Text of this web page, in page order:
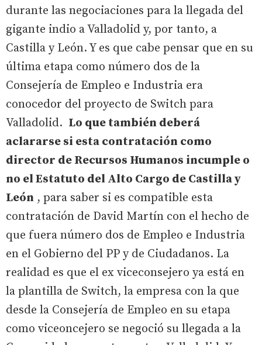
durante las negociaciones para la llegada del
gigante indio a Valladolid y, por tanto, a
Castilla y León. Y es que cabe pensar que en su
última etapa como número dos de la
Consejería de Empleo e Industria era
conocedor del proyecto de Switch para
Valladolid. Lo que también deberá
aclararse si esta contratación como
director de Recursos Humanos incumple o
no el Estatuto del Alto Cargo de Castilla y
León , para saber si es compatible esta
contratación de David Martín con el hecho de
que fuera número dos de Empleo e Industria
en el Gobierno del PP y de Ciudadanos. La
realidad es que el ex viceconsejero ya está en
la plantilla de Switch, la empresa con la que
desde la Consejería de Empleo en su etapa
como viceoncejero se negoció su llegada a la